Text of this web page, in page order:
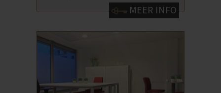
MEER INFO